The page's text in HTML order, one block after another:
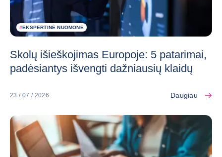
#EKSPERTINĖ NUOMONĖ
Skolų išieškojimas Europoje: 5 patarimai,
padėsiantys išvengti dažniausių klaidų
23 / 07 / 2026 Daugiau